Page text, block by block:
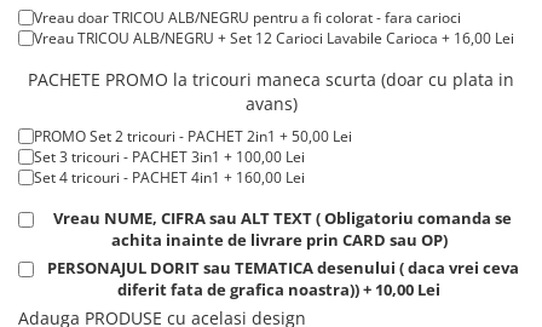
Pijamale BIG SIZE femei
Cadouri ocazii speciale
Tricouri de craciun
Valentine's Day
Cadouri pentru Bunici
Cadouri pentru Nasi si Fini
Cadouri Craciun
Cadouri pentru Mama
Cadouri pentru profesori sau absolventi
Tricou POLO alb maneca LUNGA 200-220 g/m² marimi COPII + 20,00
Lei
Tricou ROSU maneca LUNGA ( STOC LIMITAT) 100% bumbac, 165 g/m²
- extracost + 20,00 Lei
Vreau doar TRICOU ALB/NEGRU pentru a fi colorat - fara carioci
Vreau TRICOU ALB/NEGRU + Set 12 Carioci Lavabile Carioca + 16,00 Lei
PACHETE PROMO la tricouri maneca scurta (doar cu plata in
avans)
PROMO Set 2 tricouri - PACHET 2in1 + 50,00 Lei
Set 3 tricouri - PACHET 3in1 + 100,00 Lei
Set 4 tricouri - PACHET 4in1 + 160,00 Lei
Vreau NUME, CIFRA sau ALT TEXT ( Obligatoriu comanda se
achita inainte de livrare prin CARD sau OP)
PERSONAJUL DORIT sau TEMATICA desenului ( daca vrei ceva
diferit fata de grafica noastra)) + 10,00 Lei
Adauga PRODUSE cu acelasi design